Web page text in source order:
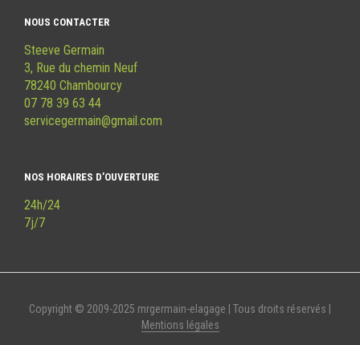
NOUS CONTACTER
Steeve Germain
3, Rue du chemin Neuf
78240 Chambourcy
07 78 39 63 44
servicegermain@gmail.com
NOS HORAIRES D’OUVERTURE
24h/24
7j/7
Copyright © 2009-2025 mrgermain-elagage | Tous droits réservés |
Mentions légales